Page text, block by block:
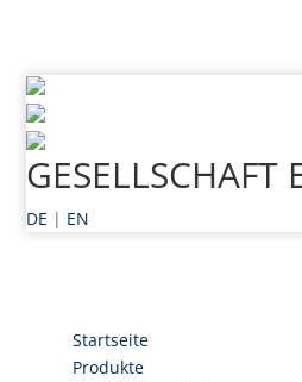
GESELLSCHAFT
DE | EN
Startseite
Produkte